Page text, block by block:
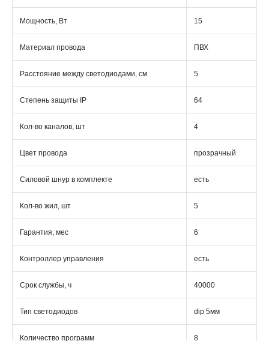
Мощность, Вт 15
Материал провода ПВХ
Расстояние между светодиодами, см 5
Степень защиты IP 64
Кол-во каналов, шт 4
Цвет провода прозрачный
Силовой шнур в комплекте есть
Кол-во жил, шт 5
Гарантия, мес 6
Контроллер управления есть
Срок службы, ч 40000
Тип светодиодов dip 5мм
Количество программ 8